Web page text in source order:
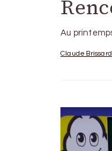
Au
Claude Brissard